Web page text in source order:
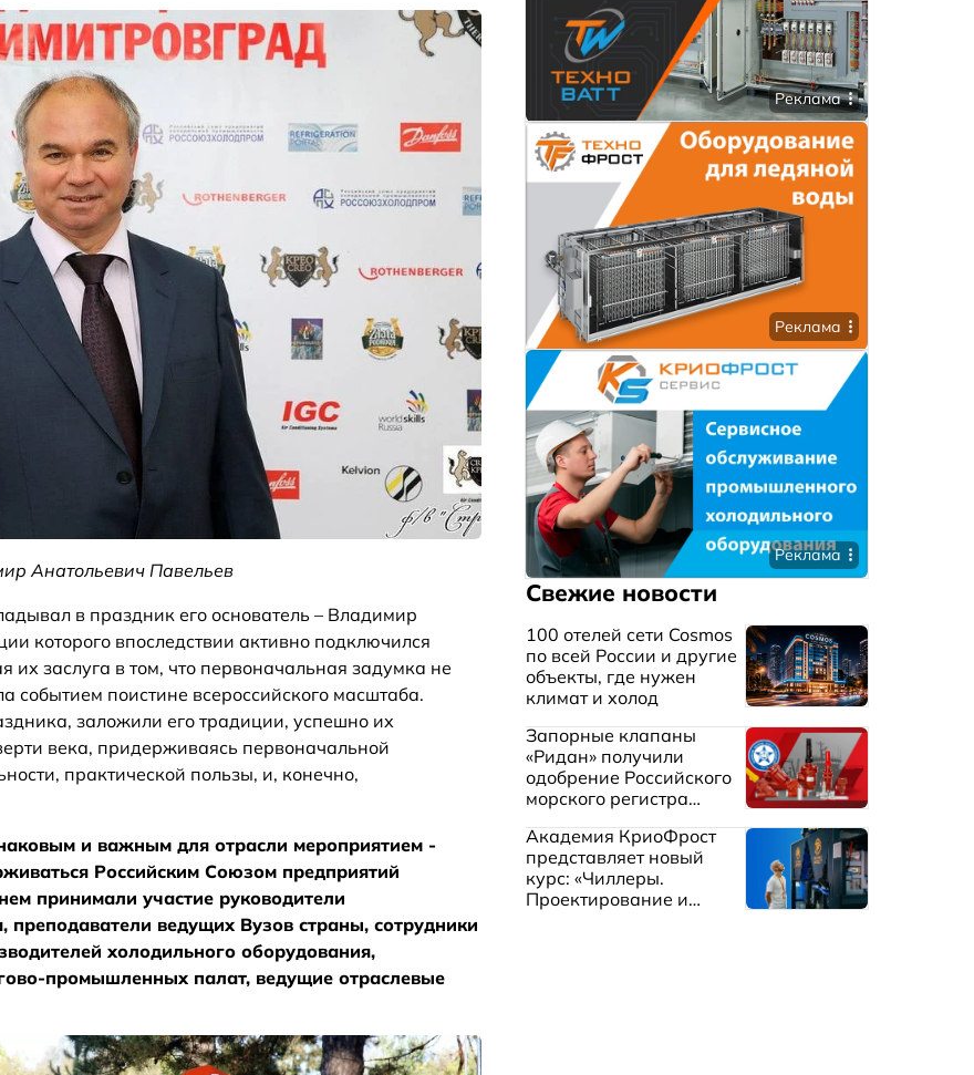
Анатольевич Павельев
в праздник его основатель – Владимир
которого впоследствии активно подключился
заслуга в том, что первоначальная задумка не
событием поистине всероссийского масштаба.
заложили его традиции, успешно их
века, придерживаясь первоначальной
практической пользы, и, конечно,
и важным для отрасли мероприятием -
Российским Союзом предприятий
принимали участие руководители
ведущих Вузов страны, сотрудники
холодильного оборудования,
промышленных палат, ведущие отраслевые
Реклама
Реклама
Реклама
Свежие новости
100 отелей сети Cosmos
по всей России и другие
объекты, где нужен
климат и холод
Запорные клапаны
«Ридан» получили
одобрение Российского
морского регистра
Академия КриоФрост
представляет новый
курс: «Чиллеры.
Проектирование и